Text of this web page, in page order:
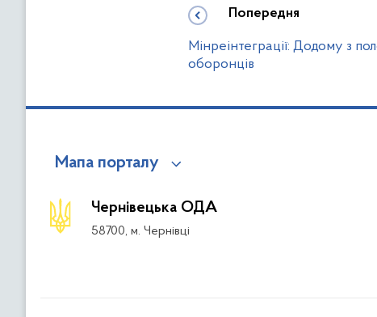
Попередня
Мінреінтеграції: Додому з
оборонців
Мапа порталу
Чернівецька ОДА
58700, м. Чернівці